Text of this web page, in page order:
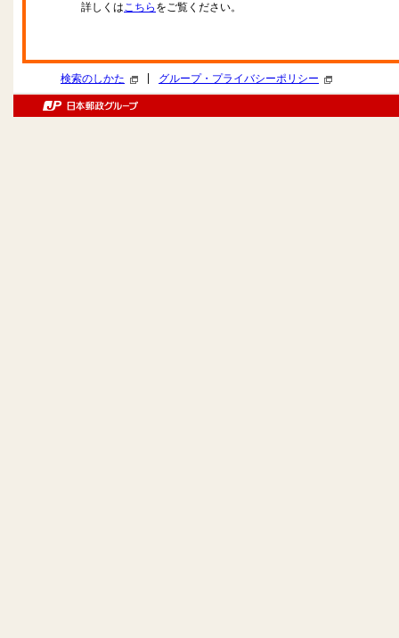
詳しくはこちら をご覧ください。
検索のしかた グループ・プライバシーポリシー